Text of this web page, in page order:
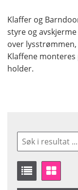
Klaffer og
styre og
over
Klaffene
holder.